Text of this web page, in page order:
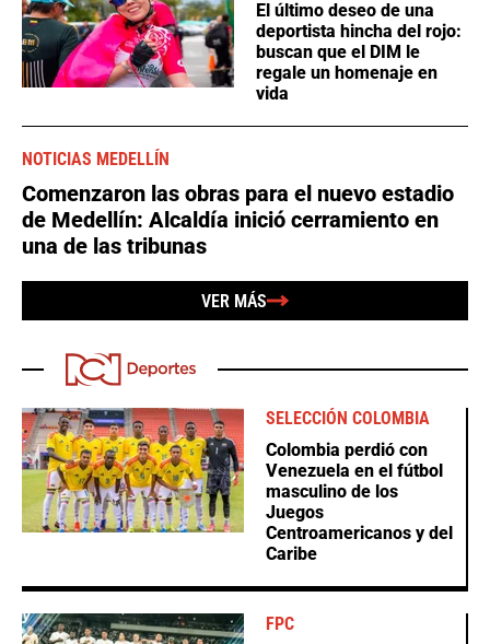
El último deseo de una
deportista hincha del rojo:
buscan que el DIM le
regale un homenaje en
vida
NOTICIAS MEDELLÍN
Comenzaron las obras para el nuevo estadio
de Medellín: Alcaldía inició cerramiento en
una de las tribunas
VER MÁS
SELECCIÓN COLOMBIA
Colombia perdió con
Venezuela en el fútbol
masculino de los
Juegos
Centroamericanos y del
Caribe
FPC